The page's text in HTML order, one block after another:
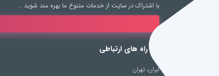
با اشتراک در سایت از خدمات متنوع ما بهره مند شوید …
راه های ارتباطی
ایران، تهران